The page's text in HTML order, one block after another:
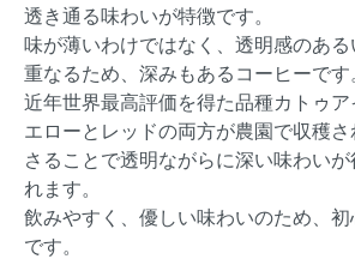
透き通る味わいが特徴です。
味が薄いわけではなく、透明感のあ
重なるため、深みもあるコーヒーです。
近年世界最高評価を得た品種カトゥ
エローとレッドの両方が農園で収穫
さることで透明ながらに深い味わい
れます。
飲みやすく、優しい味わいのため、
です。